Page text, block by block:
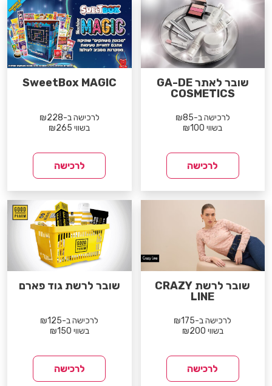
שובר לאתר GA-DE
COSMETICS
לרכישה ב-₪85
בשווי ₪100
לרכישה
SweetBox MAGIC
לרכישה ב-₪228
בשווי ₪265
לרכישה
שובר לרשת CRAZY
LINE
לרכישה ב-₪175
בשווי ₪200
לרכישה
שובר לרשת גוד פארם
לרכישה ב-₪125
בשווי ₪150
לרכישה